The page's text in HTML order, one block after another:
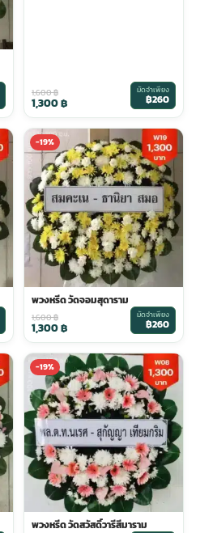
1,600฿
1,300฿
มัดจำเพียง
฿260
-19%
พวงหรีด วัดจอมสุดาราม
1,600฿
1,300฿
มัดจำเพียง
฿260
-19%
พวงหรีด วัดสวัสดิ์วารีสีมาราม